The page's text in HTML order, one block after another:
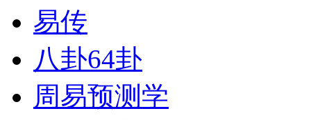
易传
八卦64卦
周易预测学